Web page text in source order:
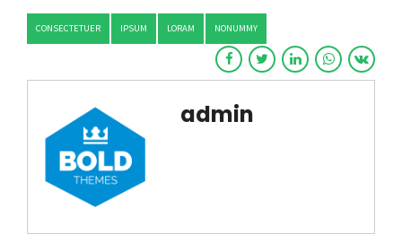
CONSECTETUER IPSUM LORAM NONUMMY
admin